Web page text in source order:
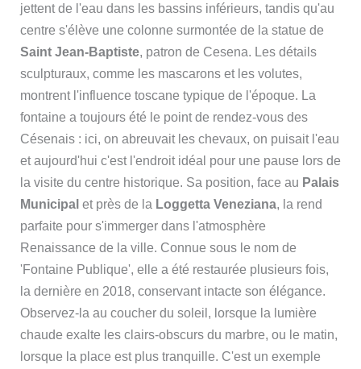
jettent de l'eau dans les bassins inférieurs, tandis qu'au
centre s'élève une colonne surmontée de la statue de
Saint Jean-Baptiste, patron de Cesena. Les détails
sculpturaux, comme les mascarons et les volutes,
montrent l'influence toscane typique de l'époque. La
fontaine a toujours été le point de rendez-vous des
Césenais : ici, on abreuvait les chevaux, on puisait l'eau
et aujourd'hui c'est l'endroit idéal pour une pause lors de
la visite du centre historique. Sa position, face au Palais
Municipal et près de la Loggetta Veneziana, la rend
parfaite pour s'immerger dans l'atmosphère
Renaissance de la ville. Connue sous le nom de
'Fontaine Publique', elle a été restaurée plusieurs fois,
la dernière en 2018, conservant intacte son élégance.
Observez-la au coucher du soleil, lorsque la lumière
chaude exalte les clairs-obscurs du marbre, ou le matin,
lorsque la place est plus tranquille. C'est un exemple